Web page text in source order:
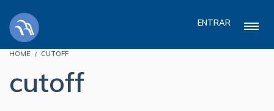
ENTRAR
HOME CUTOFF
cutoff